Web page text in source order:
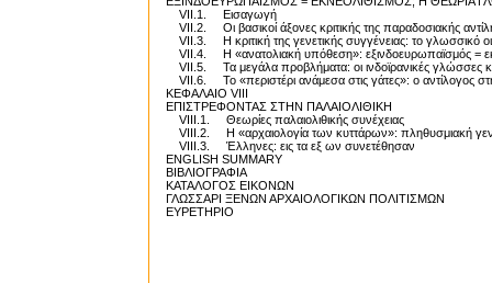
VII.1. Εισαγωγή
VII.2. Οι βασικοί άξονες κριτικής της παραδοσιακής
VII.3. Η κριτική της γενετικής συγγένειας: το γλωσσικό
VII.4. Η «ανατολιακή υπόθεση»: εξινδοευρωπαϊσμός =
VII.5. Τα μεγάλα προβλήματα: οι ινδοϊρανικές γλώσσες
VII.6. Το «περιστέρι ανάμεσα στις γάτες»: ο αντίλογος
ΚΕΦΑΛΑΙΟ VIII
ΕΠΙΣΤΡΕΦΟΝΤΑΣ ΣΤΗΝ ΠΑΛΑΙΟΛΙΘΙΚΗ
VIIΙ.1. Θεωρίες παλαιολιθικής συνέχειας
VIIΙ.2. Η «αρχαιολογία των κυττάρων»: πληθυσμιακή
VIIΙ.3. Έλληνες: εις τα εξ ων συνετέθησαν
ENGLISH SUMMARY
ΒΙΒΛΙΟΓΡΑΦΙΑ
ΚΑΤΑΛΟΓΟΣ ΕΙΚΟΝΩΝ
ΓΛΩΣΣΑΡΙ ΞΕΝΩΝ ΑΡΧΑΙΟΛΟΓΙΚΩΝ ΠΟΛΙΤΙΣΜΩΝ
ΕΥΡΕΤΗΡΙΟ